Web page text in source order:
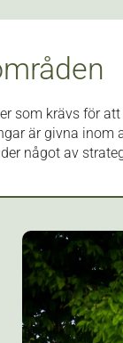
som krävs för
är givna
något av